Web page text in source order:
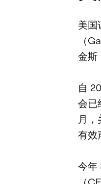
美国
（
金斯
自
会已
月
有效
今年